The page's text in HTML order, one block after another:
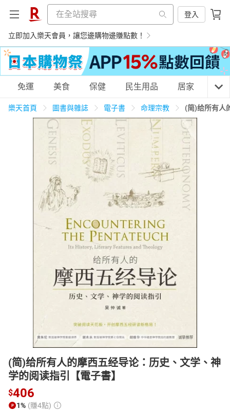
登入
立即加入樂天會員，讓您邊購物邊賺點數！
購物網分類
美食蛋糕 養生保健 民生用品
3C家電 運動休閒 親子玩具
男裝 化妝保養
電子/紙本書
HOT
免運 美食 保健 民生用品 居家 3C
樂天首頁 圖書與雜誌 電子書 命理宗教 (简)给所有人
(简)给所有人的摩西五经导论：历史、文学、神
学的阅读指引【電子書】
$406
1% (賺4點)